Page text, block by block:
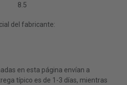
8.5
del fabricante:
en esta página envían a
típico es de 1-3 días, mientras